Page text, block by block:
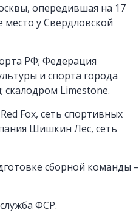
опередившая на 17
место у Свердловской
РФ; Федерация
и спорта города
Limestone.
Fox, сеть спортивных
Шишкин Лес, сеть
сборной команды –
ФСР.